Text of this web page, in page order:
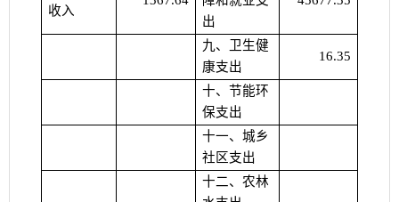
收入
出
九、卫生健
康支出
16.35
十、节能环
保支出
十一、城乡
社区支出
十二、农林